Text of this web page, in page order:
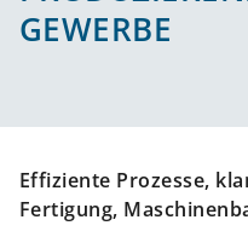
GEWERBE
Effiziente Prozesse,
Fertigung,